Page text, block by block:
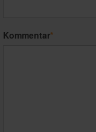
Kommentar*